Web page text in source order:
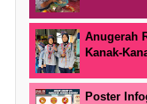
Anugerah
Kanak-
Poster